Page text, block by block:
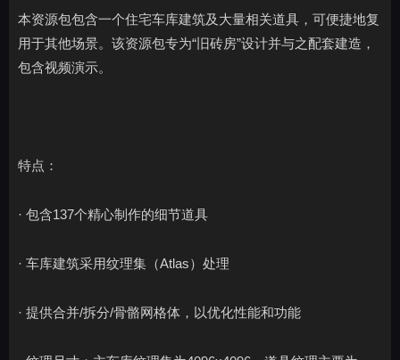
本资源包包含一个住宅车库建筑及大量相关道具，可便捷地复
用于其他场景。该资源包专为“旧砖房”设计并与之配套建造，
包含视频演示。
特点：
· 包含137个精心制作的细节道具
· 车库建筑采用纹理集（Atlas）处理
· 提供合并/拆分/骨骼网格体，以优化性能和功能